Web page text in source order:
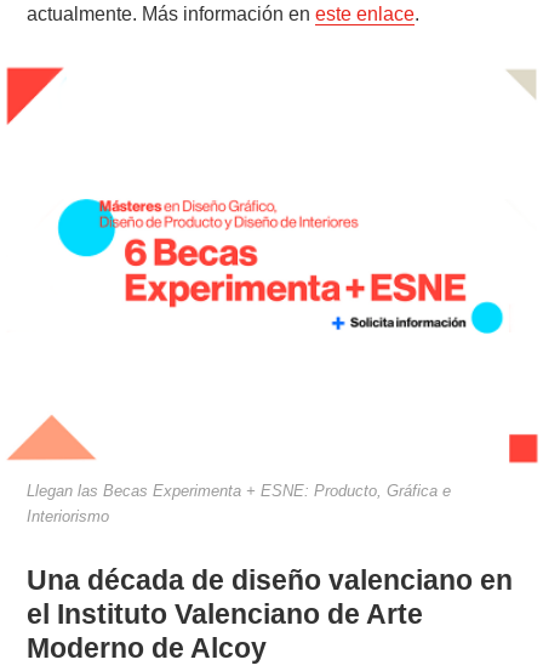
actualmente. Más información eneste enlace.
Llegan las Becas Experimenta + ESNE: Producto, Gráfica e
Interiorismo
Una década de diseño valenciano en
el Instituto Valenciano de Arte
Moderno de Alcoy